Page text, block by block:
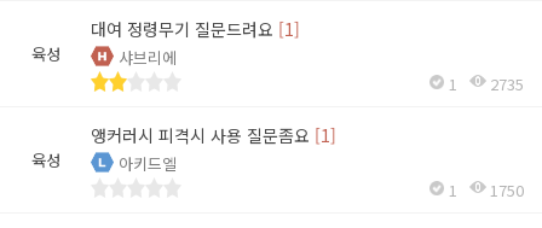
육성
대여 정령무기 질문드려요 [1]
샤브리에
1
2735
육성
앵커러시 피격시 사용 질문좀요 [1]
아키드엘
1
1750